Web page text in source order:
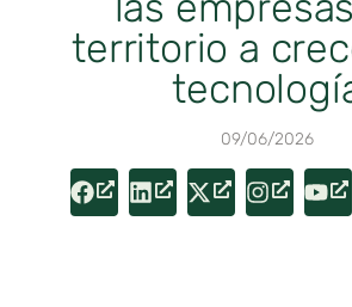
territorio a
09/06/2026